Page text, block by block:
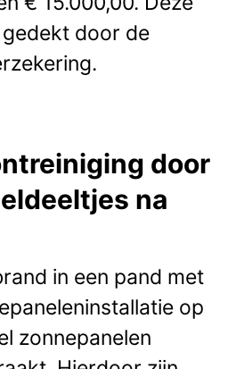
door de
door
na
in een pand met
op
zonnepanelen